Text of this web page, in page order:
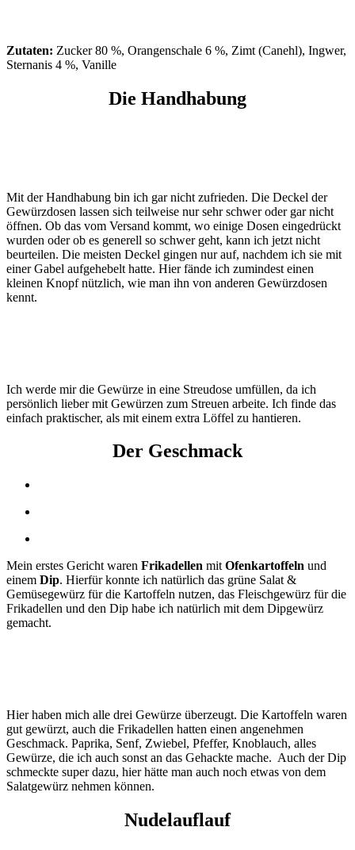
Zutaten: Zucker 80 %, Orangenschale 6 %, Zimt (Canehl), Ingwer,
Sternanis 4 %, Vanille
Die Handhabung
Mit der Handhabung bin ich gar nicht zufrieden. Die Deckel der
Gewürzdosen lassen sich teilweise nur sehr schwer oder gar nicht
öffnen. Ob das vom Versand kommt, wo einige Dosen eingedrückt
wurden oder ob es generell so schwer geht, kann ich jetzt nicht
beurteilen. Die meisten Deckel gingen nur auf, nachdem ich sie mit
einer Gabel aufgehebelt hatte. Hier fände ich zumindest einen
kleinen Knopf nützlich, wie man ihn von anderen Gewürzdosen
kennt.
Ich werde mir die Gewürze in eine Streudose umfüllen, da ich
persönlich lieber mit Gewürzen zum Streuen arbeite. Ich finde das
einfach praktischer, als mit einem extra Löffel zu hantieren.
Der Geschmack
Mein erstes Gericht waren Frikadellen mit Ofenkartoffeln und
einem Dip. Hierfür konnte ich natürlich das grüne Salat &
Gemüsegewürz für die Kartoffeln nutzen, das Fleischgewürz für die
Frikadellen und den Dip habe ich natürlich mit dem Dipgewürz
gemacht.
Hier haben mich alle drei Gewürze überzeugt. Die Kartoffeln waren
gut gewürzt, auch die Frikadellen hatten einen angenehmen
Geschmack. Paprika, Senf, Zwiebel, Pfeffer, Knoblauch, alles
Gewürze, die ich auch sonst an das Gehackte mache. Auch der Dip
schmeckte super dazu, hier hätte man auch noch etwas von dem
Salatgewürz nehmen können.
Nudelauflauf